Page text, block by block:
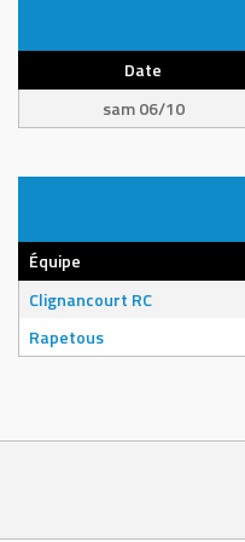
Date
sam 06/10
Équipe
Clignancourt RC
Rapetous